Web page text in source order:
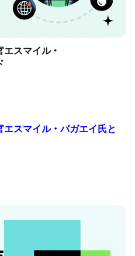
スマイル・
スマイル・バガエイ氏と